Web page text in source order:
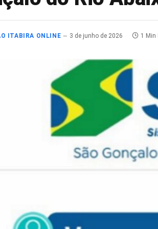
ITABIRA ONLINE 3 de junho de 2026 1 Min